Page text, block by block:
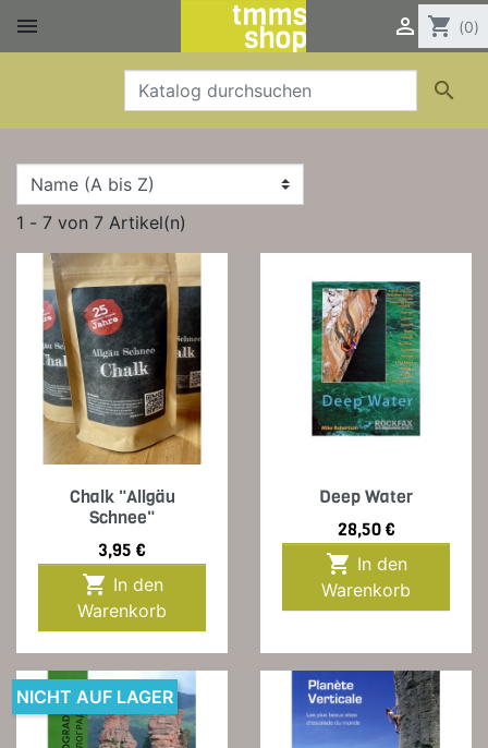
  shopping_cart (0)

1 - 7 von 7 Artikel(n)
Chalk "Allgäu
Schnee"
Preis
3,95 €

Warenkorb
Deep Water
Preis
28,50 €

Warenkorb
NICHT AUF LAGER